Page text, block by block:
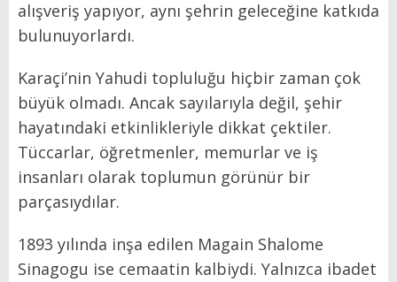
alışveriş yapıyor, aynı şehrin geleceğine katkıda
bulunuyorlardı.
Karaçi’nin Yahudi topluluğu hiçbir zaman çok
büyük olmadı. Ancak sayılarıyla değil, şehir
hayatındaki etkinlikleriyle dikkat çektiler.
Tüccarlar, öğretmenler, memurlar ve iş
insanları olarak toplumun görünür bir
parçasıydılar.
1893 yılında inşa edilen Magain Shalome
Sinagogu ise cemaatin kalbiydi. Yalnızca ibadet